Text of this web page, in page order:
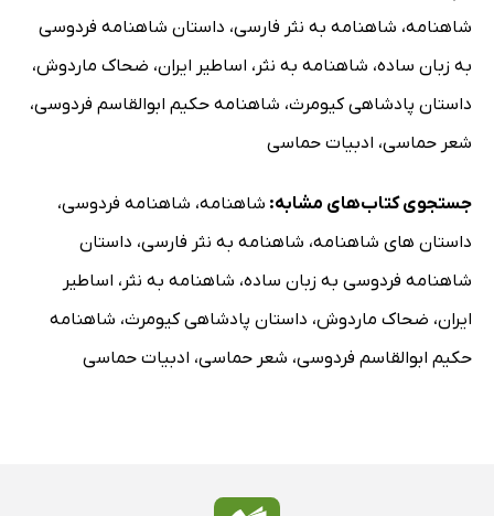
شاهنامه، شاهنامه به نثر فارسی، داستان شاهنامه فردوسی
به زبان ساده، شاهنامه به نثر ، اساطیر ایران، ضحاک ماردوش،
داستان پادشاهی کیومرث، شاهنامه حکیم ابوالقاسم فردوسی،
شعر حماسی، ادبیات حماسی
جستجوی کتاب‌های مشابه: شاهنامه، شاهنامه فردوسی،
داستان های شاهنامه، شاهنامه به نثر فارسی، داستان
شاهنامه فردوسی به زبان ساده، شاهنامه به نثر ، اساطیر
ایران، ضحاک ماردوش، داستان پادشاهی کیومرث، شاهنامه
حکیم ابوالقاسم فردوسی، شعر حماسی، ادبیات حماسی